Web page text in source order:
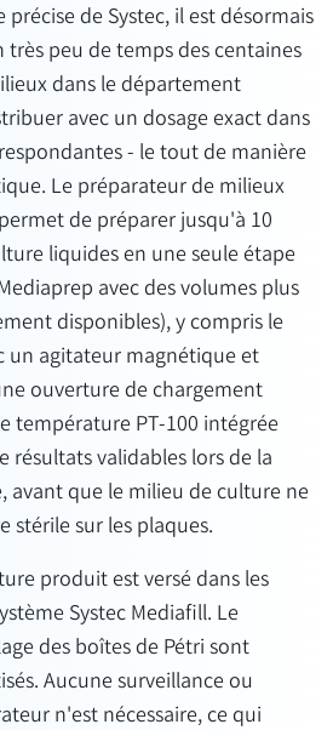
de Systec, il est désormais
très peu de temps des centaines
dans le département
avec un dosage exact dans
- le tout de manière
Le préparateur de milieux
de préparer jusqu'à 10
liquides en une seule étape
avec des volumes plus
disponibles), y compris le
un agitateur magnétique et
ouverture de chargement
température PT-100 intégrée
validables lors de la
avant que le milieu de culture ne
stérile sur les plaques.
produit est versé dans les
Systec Mediafill. Le
des boîtes de Pétri sont
Aucune surveillance ou
n'est nécessaire, ce qui